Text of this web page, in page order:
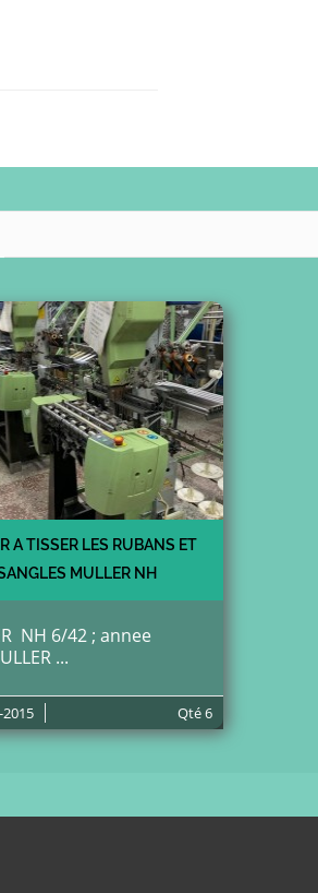
A TISSER LES RUBANS ET
MULLER NH
NH 6/42 ; annee
...
Qté6